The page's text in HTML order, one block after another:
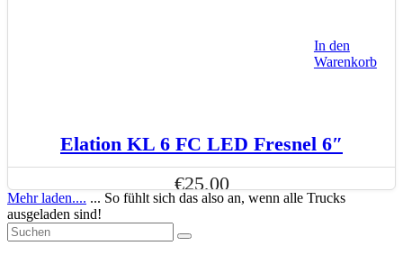
In den
Warenkorb
Elation KL 6 FC LED Fresnel 6″
€25,00
Mehr laden.... ... So fühlt sich das also an, wenn alle Trucks
ausgeladen sind!